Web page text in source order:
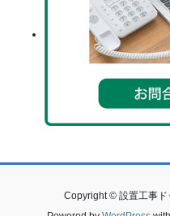
Copyright © 設置工事